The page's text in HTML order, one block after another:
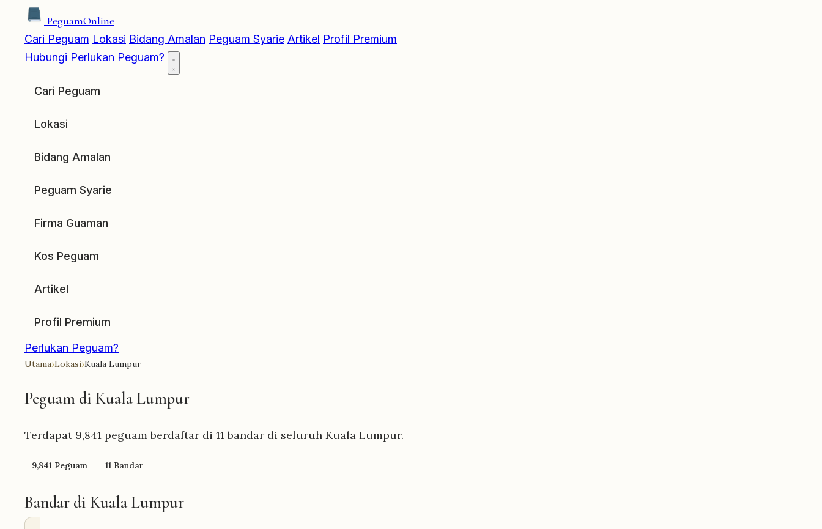
PeguamOnline
Cari Peguam Lokasi Bidang Amalan Peguam Syarie Artikel Profil Premium
Hubungi Perlukan Peguam?
Cari Peguam
Lokasi
Bidang Amalan
Peguam Syarie
Firma Guaman
Kos Peguam
Artikel
Profil Premium
Perlukan Peguam?
Utama›Lokasi›Kuala Lumpur
Peguam di Kuala Lumpur
Terdapat 9,841 peguam berdaftar di 11 bandar di seluruh Kuala Lumpur.
9,841 Peguam 11 Bandar
Bandar di Kuala Lumpur